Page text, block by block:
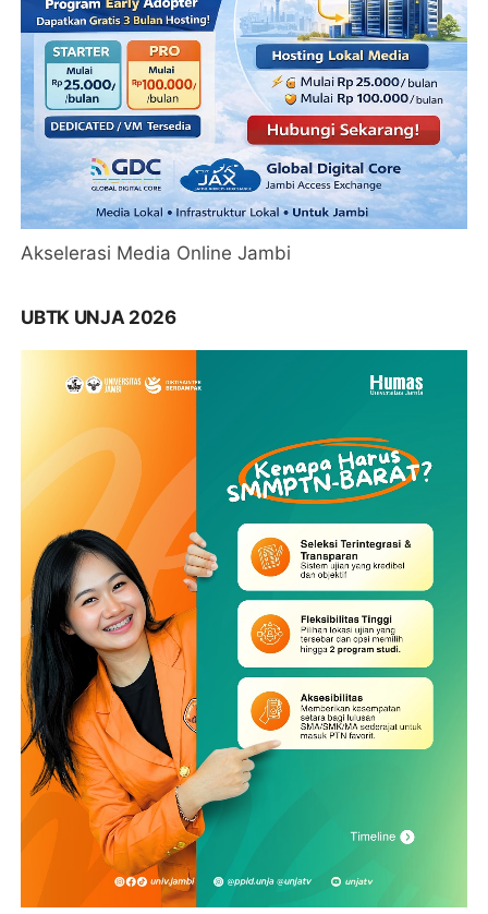
Akselerasi Media Online Jambi
UBTK UNJA 2026